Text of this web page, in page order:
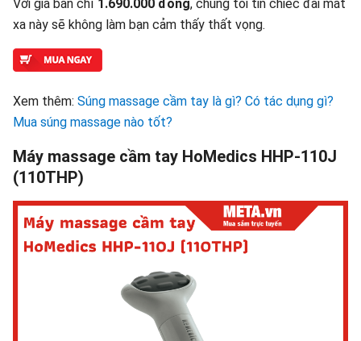
Với giá bán chỉ 1.690.000 đồng, chúng tôi tin chiếc đai mát
xa này sẽ không làm bạn cảm thấy thất vọng.
Xem thêm: Súng massage cầm tay là gì? Có tác dụng gì?
Mua súng massage nào tốt?
Máy massage cầm tay HoMedics HHP-110J
(110THP)